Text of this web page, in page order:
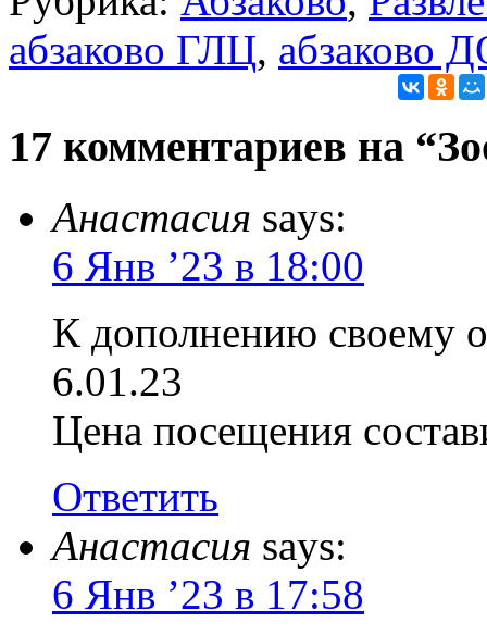
абзаково ГЛЦ, абзаково
17 комментариев на
Анастасия says:
6 Янв ’23 в 18:00
К дополнению своему
6.01.23
Цена посещения
Ответить
Анастасия says:
6 Янв ’23 в 17:58